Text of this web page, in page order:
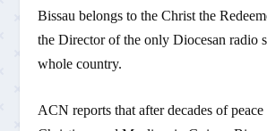
Bissau belongs to the Christ the
the Director of the only Diocesan radio
whole country.
ACN reports that after decades of peace